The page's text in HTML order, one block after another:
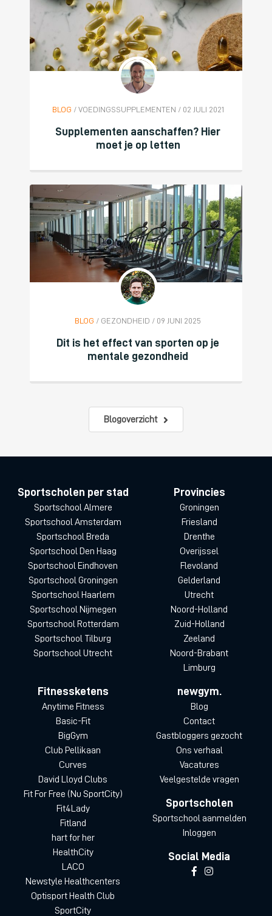
BLOG / VOEDINGSSUPPLEMENTEN / 02 JULI 2021
Supplementen aanschaffen? Hier
moet je op letten
BLOG / GEZONDHEID / 09 JUNI 2025
Dit is het effect van sporten op je
mentale gezondheid
Blogoverzicht
Sportscholen per stad
Sportschool Almere
Sportschool Amsterdam
Sportschool Breda
Sportschool Den Haag
Sportschool Eindhoven
Sportschool Groningen
Sportschool Haarlem
Sportschool Nijmegen
Sportschool Rotterdam
Sportschool Tilburg
Sportschool Utrecht
Provincies
Groningen
Friesland
Drenthe
Overijssel
Flevoland
Gelderland
Utrecht
Noord-Holland
Zuid-Holland
Zeeland
Noord-Brabant
Limburg
Fitnessketens
Anytime Fitness
Basic-Fit
BigGym
Club Pellikaan
Curves
David Lloyd Clubs
Fit For Free (Nu SportCity)
Fit4Lady
Fitland
hart for her
HealthCity
LACO
Newstyle Healthcenters
Optisport Health Club
SportCity
newgym.
Blog
Contact
Gastbloggers gezocht
Ons verhaal
Vacatures
Veelgestelde vragen
Sportscholen
Sportschool aanmelden
Inloggen
Social Media